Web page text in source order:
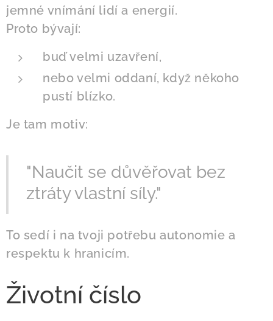
jemné vnímání lidí a energií.
Proto bývají:
buď velmi uzavření,
nebo velmi oddaní, když někoho
pustí blízko.
Je tam motiv:
"Naučit se důvěřovat bez
ztráty vlastní síly."
To sedí i na tvoji potřebu autonomie a
respektu k hranicím.
Životní číslo